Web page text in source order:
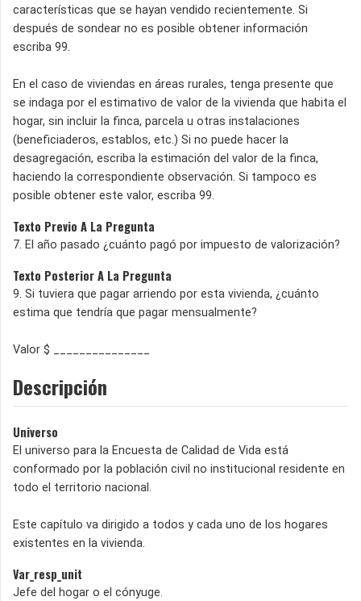
características que se hayan vendido recientemente. Si
después de sondear no es posible obtener información
escriba 99.
En el caso de viviendas en áreas rurales, tenga presente que
se indaga por el estimativo de valor de la vivienda que habita el
hogar, sin incluir la finca, parcela u otras instalaciones
(beneficiaderos, establos, etc.) Si no puede hacer la
desagregación, escriba la estimación del valor de la finca,
haciendo la correspondiente observación. Si tampoco es
posible obtener este valor, escriba 99.
Texto Previo A La Pregunta
7. El año pasado ¿cuánto pagó por impuesto de valorización?
Texto Posterior A La Pregunta
9. Si tuviera que pagar arriendo por esta vivienda, ¿cuánto
estima que tendría que pagar mensualmente?
Valor $ _______________
Descripción
Universo
El universo para la Encuesta de Calidad de Vida está
conformado por la población civil no institucional residente en
todo el territorio nacional.
Este capítulo va dirigido a todos y cada uno de los hogares
existentes en la vivienda.
Var_resp_unit
Jefe del hogar o el cónyuge.